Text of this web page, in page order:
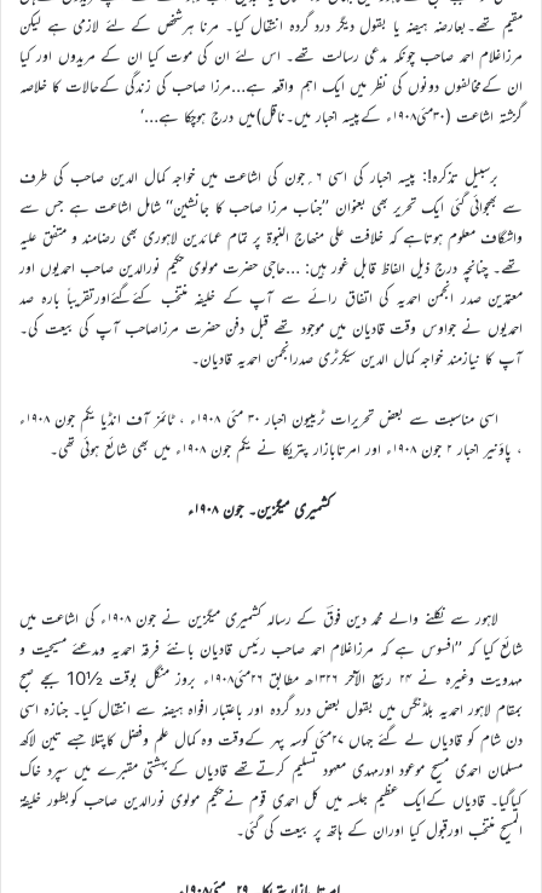
مقیم تھے۔بعارضہ ہیضہ یا بقول دیگر درد گردہ انتقال کیا۔ مرنا ہرشخص کے لئے لازمی ہے لیکن
مرزاغلام احمد صاحب چونکہ مدعی رسالت تھے۔ اس لئے ان کی موت کیا ان کے مریدوں اور کیا
ان کےمخالفوں دونوں کی نظر میں ایک اہم واقعہ ہے…مرزا صاحب کی زندگی کےحالات کا خلاصہ
گزشتہ اشاعت (۳۰مئی۱۹۰۸ء کےپیسہ اخبار میں۔ناقل)میں درج ہوچکا ہے…‘
برسبیل تذکرہ!: پیسہ اخبار کی اسی ۶؍جون کی اشاعت میں خواجہ کمال الدین صاحب کی طرف
سے بھجوائی گئی ایک تحریر بھی بعنوان ’’جناب مرزا صاحب کا جانشین‘‘ شامل اشاعت ہے جس سے
واشگاف معلوم ہوتاہے کہ خلافت علی منھاج النبوۃ پر تمام عمائدین لاہوری بھی رضامند و متفق علیہ
تھے۔ چنانچہ درج ذیل الفاظ قابل غور ہیں: …حاجی حضرت مولوی حکیم نورالدین صاحب احمدیوں اور
معتمدین صدر انجمن احمدیہ کی اتفاق رائے سے آپ کے خلیفہ منتخب کئےگئےاورتقریباً بارہ صد
احمدیوں نے جواوس وقت قادیان میں موجود تھے قبل دفن حضرت مرزاصاحب آپ کی بیعت کی۔
آپ کا نیازمند خواجہ کمال الدین سیکرٹری صدرانجمن احمدیہ قادیان۔
اسی مناسبت سے بعض تحریرات ٹریبیون اخبار ۳۰ مئی ۱۹۰۸ء ، ٹائمز آف انڈیا یکم جون ۱۹۰۸ء
، پاؤنیر اخبار ۲ جون ۱۹۰۸ء اور امرتابازار پتریکا نے یکم جون ۱۹۰۸ء میں بھی شائع ہوئی تھی۔
کشمیری میگزین۔ جون ۱۹۰۸ء
لاہور سے نکلنے والے محمد دین فوقؔ کے رسالہ کشمیری میگزین نے جون ۱۹۰۸ء کی اشاعت میں
شائع کیا کہ ’’افسوس ہے کہ مرزاغلام احمد صاحب رئیس قادیان بانئے فرقہ احمدیہ ومدعئے مسیحیت و
مہدویت وغیرہ نے ۲۴ ربیع الآخر ۱۳۲۶ھ مطابق ۲۶مئی۱۹۰۸ء بروز منگل بوقت ½10 بجے صبح
بمقام لاہور احمدیہ بلڈنگس میں بقول بعض درد گردہ اور باعتبار افواہ ہیضہ سے انتقال کیا۔ جنازہ اسی
دن شام کو قادیاں لے گئے جہاں ۲۷مئی کوسہ پہر کےوقت وہ کمال علم وفضل کاپتلا جسے تین لاکھ
مسلمان احمدی مسیح موعود اورمہدی معہود تسلیم کرتےتھے قادیاں کےبہشتی مقبرے میں سپرد خاک
کیاگیا۔ قادیاں کےایک عظیم جلسہ میں کل احمدی قوم نےحکیم مولوی نورالدین صاحب کوبطور خلیفۃ
المسیح منتخب اورقبول کیا اوران کے ہاتھ پر بیعت کی گئی۔